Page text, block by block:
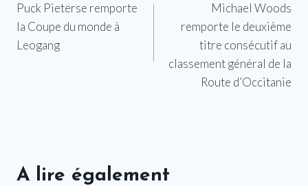
de
l’article
Puck Pieterse remporte
la Coupe du monde à
Leogang
Michael Woods
remporte le deuxième
titre consécutif au
classement général de la
Route d’Occitanie
A lire également